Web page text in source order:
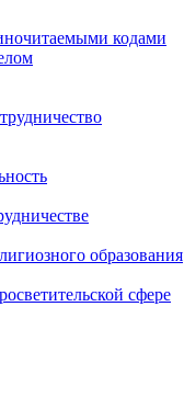
кодами
образования
сфере